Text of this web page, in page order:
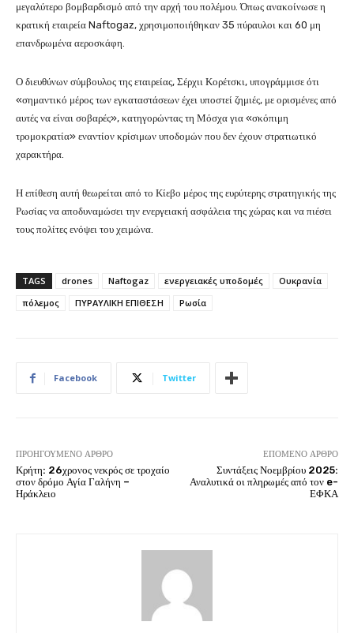
μεγαλύτερο βομβαρδισμό από την αρχή του πολέμου. Όπως ανακοίνωσε η
κρατική εταιρεία Naftogaz, χρησιμοποιήθηκαν 35 πύραυλοι και 60 μη
επανδρωμένα αεροσκάφη.
Ο διευθύνων σύμβουλος της εταιρείας, Σέρχιι Κορέτσκι, υπογράμμισε ότι
«σημαντικό μέρος των εγκαταστάσεων έχει υποστεί ζημιές, με ορισμένες από
αυτές να είναι σοβαρές», κατηγορώντας τη Μόσχα για «σκόπιμη
τρομοκρατία» εναντίον κρίσιμων υποδομών που δεν έχουν στρατιωτικό
χαρακτήρα.
Η επίθεση αυτή θεωρείται από το Κίεβο μέρος της ευρύτερης στρατηγικής της
Ρωσίας να αποδυναμώσει την ενεργειακή ασφάλεια της χώρας και να πιέσει
τους πολίτες ενόψει του χειμώνα.
TAGS drones Naftogaz ενεργειακές υποδομές
Ουκρανία
πόλεμος
ΠΥΡΑΥΛΙΚΗ ΕΠΙΘΕΣΗ Ρωσία
Facebook Twitter
ΠΡΟΗΓΟΎΜΕΝΟ ΆΡΘΡΟ
Κρήτη: 26χρονος νεκρός σε τροχαίο
στον δρόμο Αγία Γαλήνη –
Ηράκλειο
ΕΠΌΜΕΝΟ ΆΡΘΡΟ
Συντάξεις Νοεμβρίου 2025:
Αναλυτικά οι πληρωμές από τον e-
ΕΦΚΑ